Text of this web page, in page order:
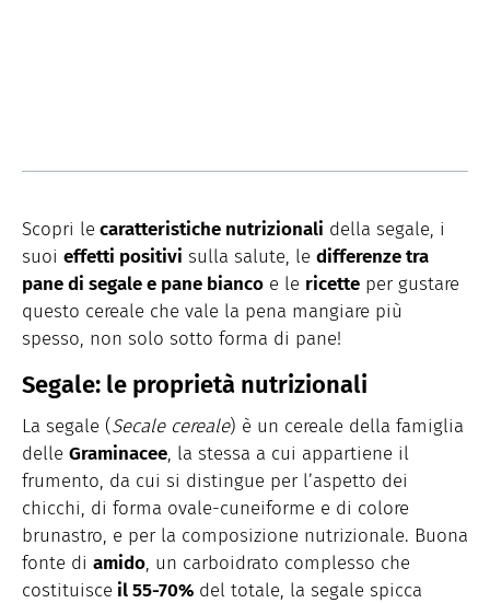
Scopri le caratteristiche nutrizionali della segale, i
suoi effetti positivi sulla salute, le differenze tra
pane di segale e pane bianco e le ricette per gustare
questo cereale che vale la pena mangiare più
spesso, non solo sotto forma di pane!
Segale: le proprietà nutrizionali
La segale (Secale cereale) è un cereale della famiglia
delle Graminacee, la stessa a cui appartiene il
frumento, da cui si distingue per l’aspetto dei
chicchi, di forma ovale-cuneiforme e di colore
brunastro, e per la composizione nutrizionale. Buona
fonte di amido, un carboidrato complesso che
costituisce il 55-70% del totale, la segale spicca